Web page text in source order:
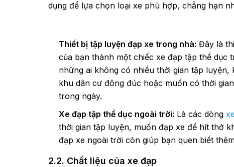
dụng để lựa chọn loại xe phù hợp, chẳng hạn
Thiết bị tập luyện đạp xe trong nhà: Đây là
của bạn thành một chiếc xe đạp tập thể
những ai không có nhiều thời gian tập
khu dân cư đông đúc hoặc muốn có thời
trong ngày.
Xe đạp tập thể dục ngoài trời: Là các dòng
thời gian tập luyện, muốn đạp xe để hít thở
đạp xe ngoài trời còn giúp bạn quen biết
2.2. Chất liệu của xe đạp